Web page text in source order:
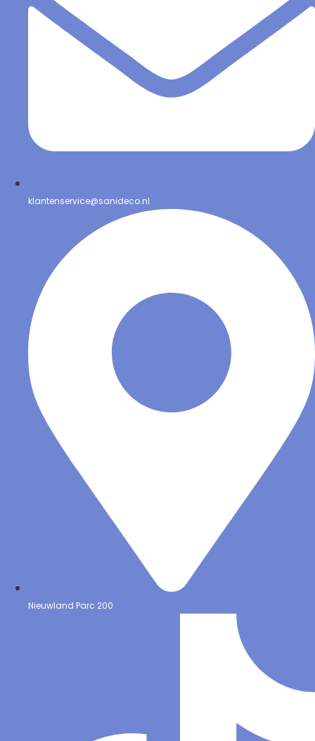
klantenservice@sanideco.nl
Nieuwland Parc 200